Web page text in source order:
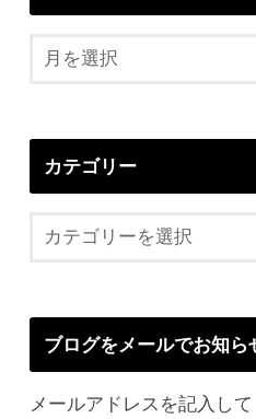
カテゴリー
ブログをメールでお知ら
メールアドレスを記入し